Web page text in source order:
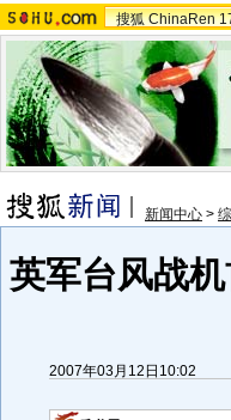
搜狐 ChinaRen
新闻中心 >
英军台风战
2007年03月12日10:02